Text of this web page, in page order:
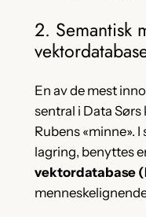
2. Semantisk
En av de mest
sentral i Data
Rubens «minne».
lagring, benyttes
vektordatabase